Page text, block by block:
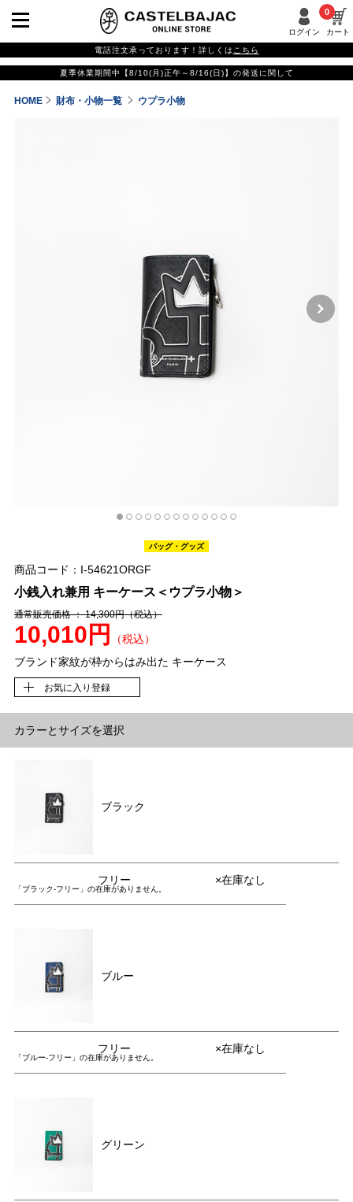
ログイン カート
0
電話注文承っております！詳しくは こちら
夏季休業期間中【8/10(月)正午～8/16(日)】の発送に関して
HOME 財布・小物一覧 ウプラ小物
バッグ・グッズ
商品コード：I-54621ORGF
小銭入れ兼用 キーケース＜ウプラ小物＞
通常販売価格 ： 14,300円（税込）
10,010円
（税込）
ブランド家紋が枠からはみ出た キーケース
お気に入り登録
カラーとサイズを選択
ブラック
フリー ×在庫なし
「ブラック-フリー」の在庫がありません。
ブルー
フリー ×在庫なし
「ブルー-フリー」の在庫がありません。
グリーン